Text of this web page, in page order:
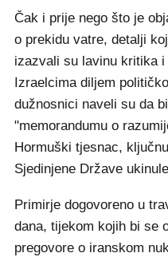
Čak i prije nego što je
o prekidu vatre, detalji
izazvali su lavinu kritika
Izraelcima diljem
dužnosnici naveli su da
"memorandumu o
Hormuški tjesnac,
Sjedinjene Države
Primirje dogovoreno u
dana, tijekom kojih bi se
pregovore o iranskom